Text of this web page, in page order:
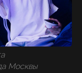
Москвы